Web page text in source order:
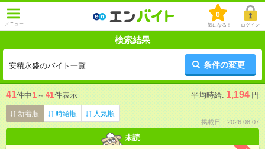
メニュー
0
気になる！ ログイン
検索結果
安積永盛のバイト一覧 条件の変更
41件中1 ～ 41件表示 平均時給: 1,194 円
新着順 時給順 人気順
掲載日：2026.08.07
未読